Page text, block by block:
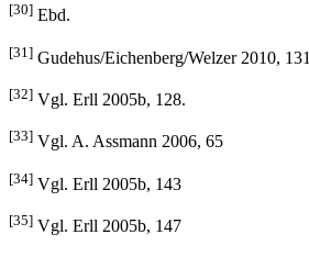
[30] Ebd.
[31] Gudehus/Eichenberg/Welzer 2010, 131
[32] Vgl. Erll 2005b, 128.
[33] Vgl. A. Assmann 2006, 65
[34] Vgl. Erll 2005b, 143
[35] Vgl. Erll 2005b, 147